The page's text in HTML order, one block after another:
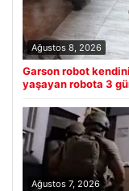
Ağustos 8, 2026
Garson robot
yaşayan robota 3
Ağustos 7, 2026